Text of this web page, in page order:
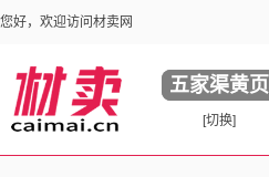
您好，欢迎访问材卖网
五家渠黄页
[切换]